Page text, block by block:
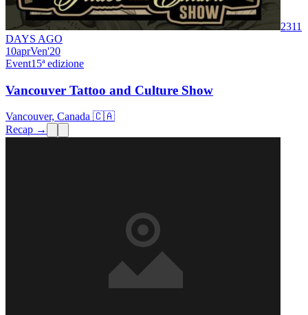
2311
DAYS AGO
10aprVen'20
Event15ª edizione
Vancouver Tattoo and Culture Show
Vancouver, Canada 🇨🇦
Recap →